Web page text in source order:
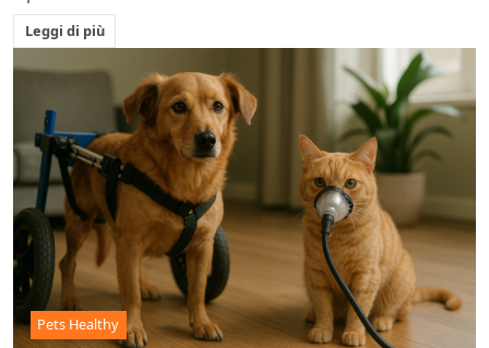
Leggi di più
Pets Healthy